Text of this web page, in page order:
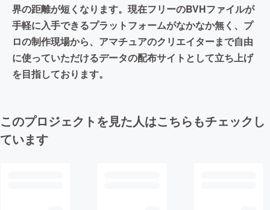
界の距離が短くなります。現在フリーのBVHファイルが
手軽に入手できるプラットフォームがなかなか無く、プ
ロの制作現場から、アマチュアのクリエイターまで自由
に使っていただけるデータの配布サイトとして立ち上げ
を目指しております。
このプロジェクトを見た人はこちらもチェックし
ています